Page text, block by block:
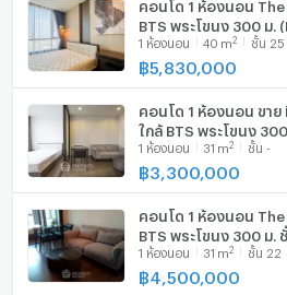
คอนโด 1 ห้องนอน The
BTS พระโขนง 300 ม.
1 ห้องนอน 40 m2 ชั้น 25
฿5,830,000
คอนโด 1 ห้องนอน ขาย
ใกล้ BTS พระโขนง
1 ห้องนอน 31 m2 ชั้น -
฿3,300,000
คอนโด 1 ห้องนอน The
BTS พระโขนง 300 ม.
883043)
1 ห้องนอน 31 m2 ชั้น 22
฿ 4,500,000